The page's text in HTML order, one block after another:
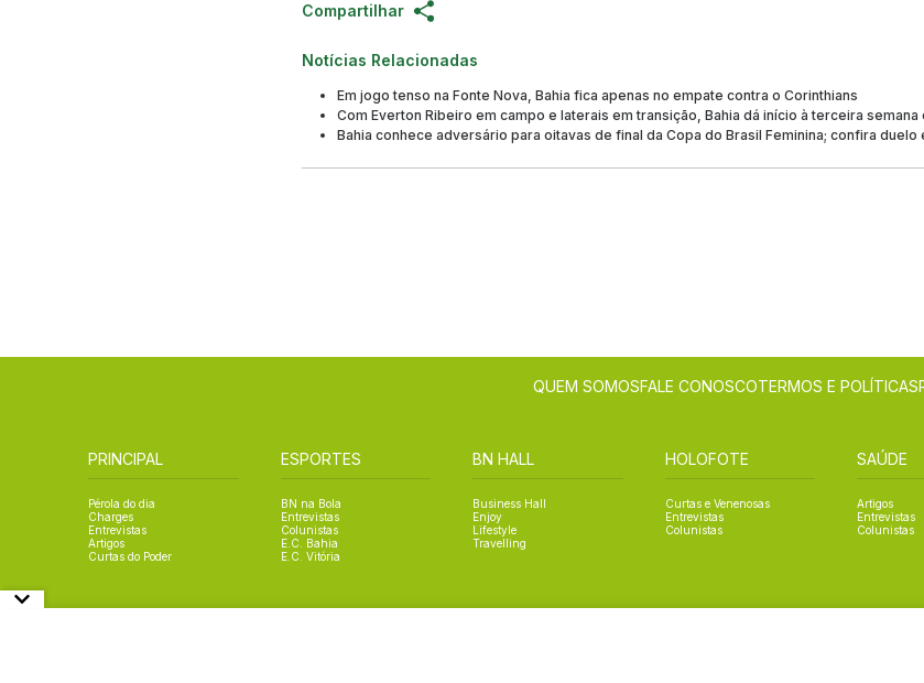
Compartilhar
Notícias Relacionadas
Em jogo tenso na Fonte Nova, Bahia fica apenas no empate contra o Corinthians
Com Everton Ribeiro em campo e laterais em transição, Bahia dá início à terceira
Bahia conhece adversário para oitavas de final da Copa do Brasil Feminina; confira duelo
QUEM SOMOSFALE CONOSCOTERMOS E POLÍTICAS
PRINCIPAL
Pérola do dia
Charges
Entrevistas
Artigos
Curtas do Poder
ESPORTES
BN na Bola
Entrevistas
Colunistas
E.C. Bahia
E.C. Vitória
BN HALL
Business Hall
Enjoy
Lifestyle
Travelling
HOLOFOTE
Curtas e Venenosas
Entrevistas
Colunistas
SAÚDE
Artigos
Entrevistas
Colunistas